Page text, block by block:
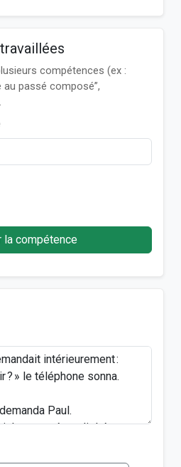
compétences (ex :
au passé composé”,
la compétence